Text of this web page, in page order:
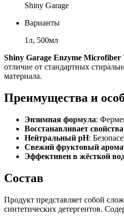
Shiny Garage
Варианты
1л, 500мл
Shiny Garage Enzyme Microfiber
отличие от стандартных
материала.
Преимущества и
Энзимная формула:
Восстанавливает
Нейтральный pH:
Свежий фруктовый
Эффективен в жёсткой
Состав
Продукт представляет собой
синтетических детергентов.